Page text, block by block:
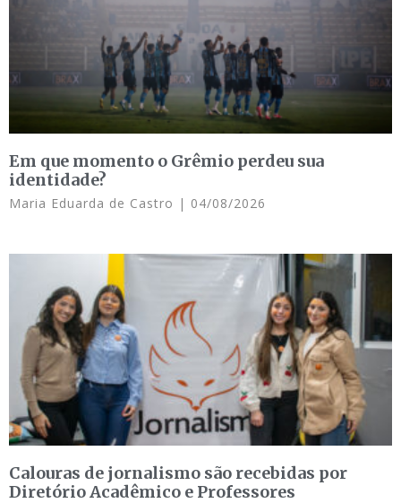
Em que momento o Grêmio perdeu sua
identidade?
Maria Eduarda de Castro 04/08/2026
Calouras de jornalismo são recebidas por
Diretório Acadêmico e Professores